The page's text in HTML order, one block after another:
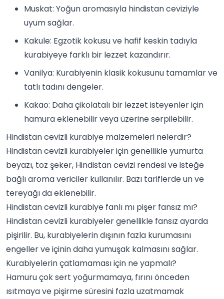
Muskat: Yoğun aromasıyla hindistan ceviziyle
uyum sağlar.
Kakule: Egzotik kokusu ve hafif keskin tadıyla
kurabiyeye farklı bir lezzet kazandırır.
Vanilya: Kurabiyenin klasik kokusunu tamamlar ve
tatlı tadını dengeler.
Kakao: Daha çikolatalı bir lezzet isteyenler için
hamura eklenebilir veya üzerine serpilebilir.
Hindistan cevizli kurabiye malzemeleri nelerdir?
Hindistan cevizli kurabiyeler için genellikle yumurta
beyazı, toz şeker, Hindistan cevizi rendesi ve isteğe
bağlı aroma vericiler kullanılır. Bazı tariflerde un ve
tereyağı da eklenebilir.
Hindistan cevizli kurabiye fanlı mı pişer fansız mı?
Hindistan cevizli kurabiyeler genellikle fansız ayarda
pişirilir. Bu, kurabiyelerin dışının fazla kurumasını
engeller ve içinin daha yumuşak kalmasını sağlar.
Kurabiyelerin çatlamaması için ne yapmalı?
Hamuru çok sert yoğurmamaya, fırını önceden
ısıtmaya ve pişirme süresini fazla uzatmamak